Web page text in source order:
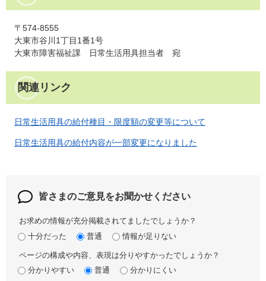
〒574-8555
大東市谷川1丁目1番1号
大東市障害福祉課 日常生活用具担当者 宛
関連リンク
日常生活用具の給付種目・限度額の変更等について
日常生活用具の給付内容が一部変更になりました
皆さまのご意見をお聞かせください
お求めの情報が充分掲載されてましたでしょうか？
十分だった
普通 情報が足りない
ページの構成や内容、表現は分りやすかったでしょうか？
分かりやすい
普通 分かりにくい